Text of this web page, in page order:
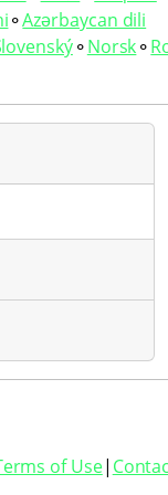
⚬Azərbaycan dili
⚬Norsk⚬
of Use|